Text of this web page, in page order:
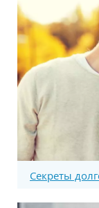
Секреты